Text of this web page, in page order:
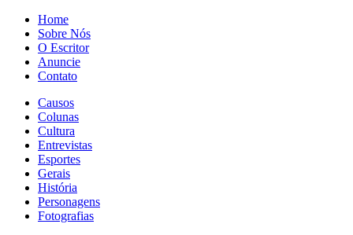
Home
Sobre Nós
O Escritor
Anuncie
Contato
Causos
Colunas
Cultura
Entrevistas
Esportes
Gerais
História
Personagens
Fotografias